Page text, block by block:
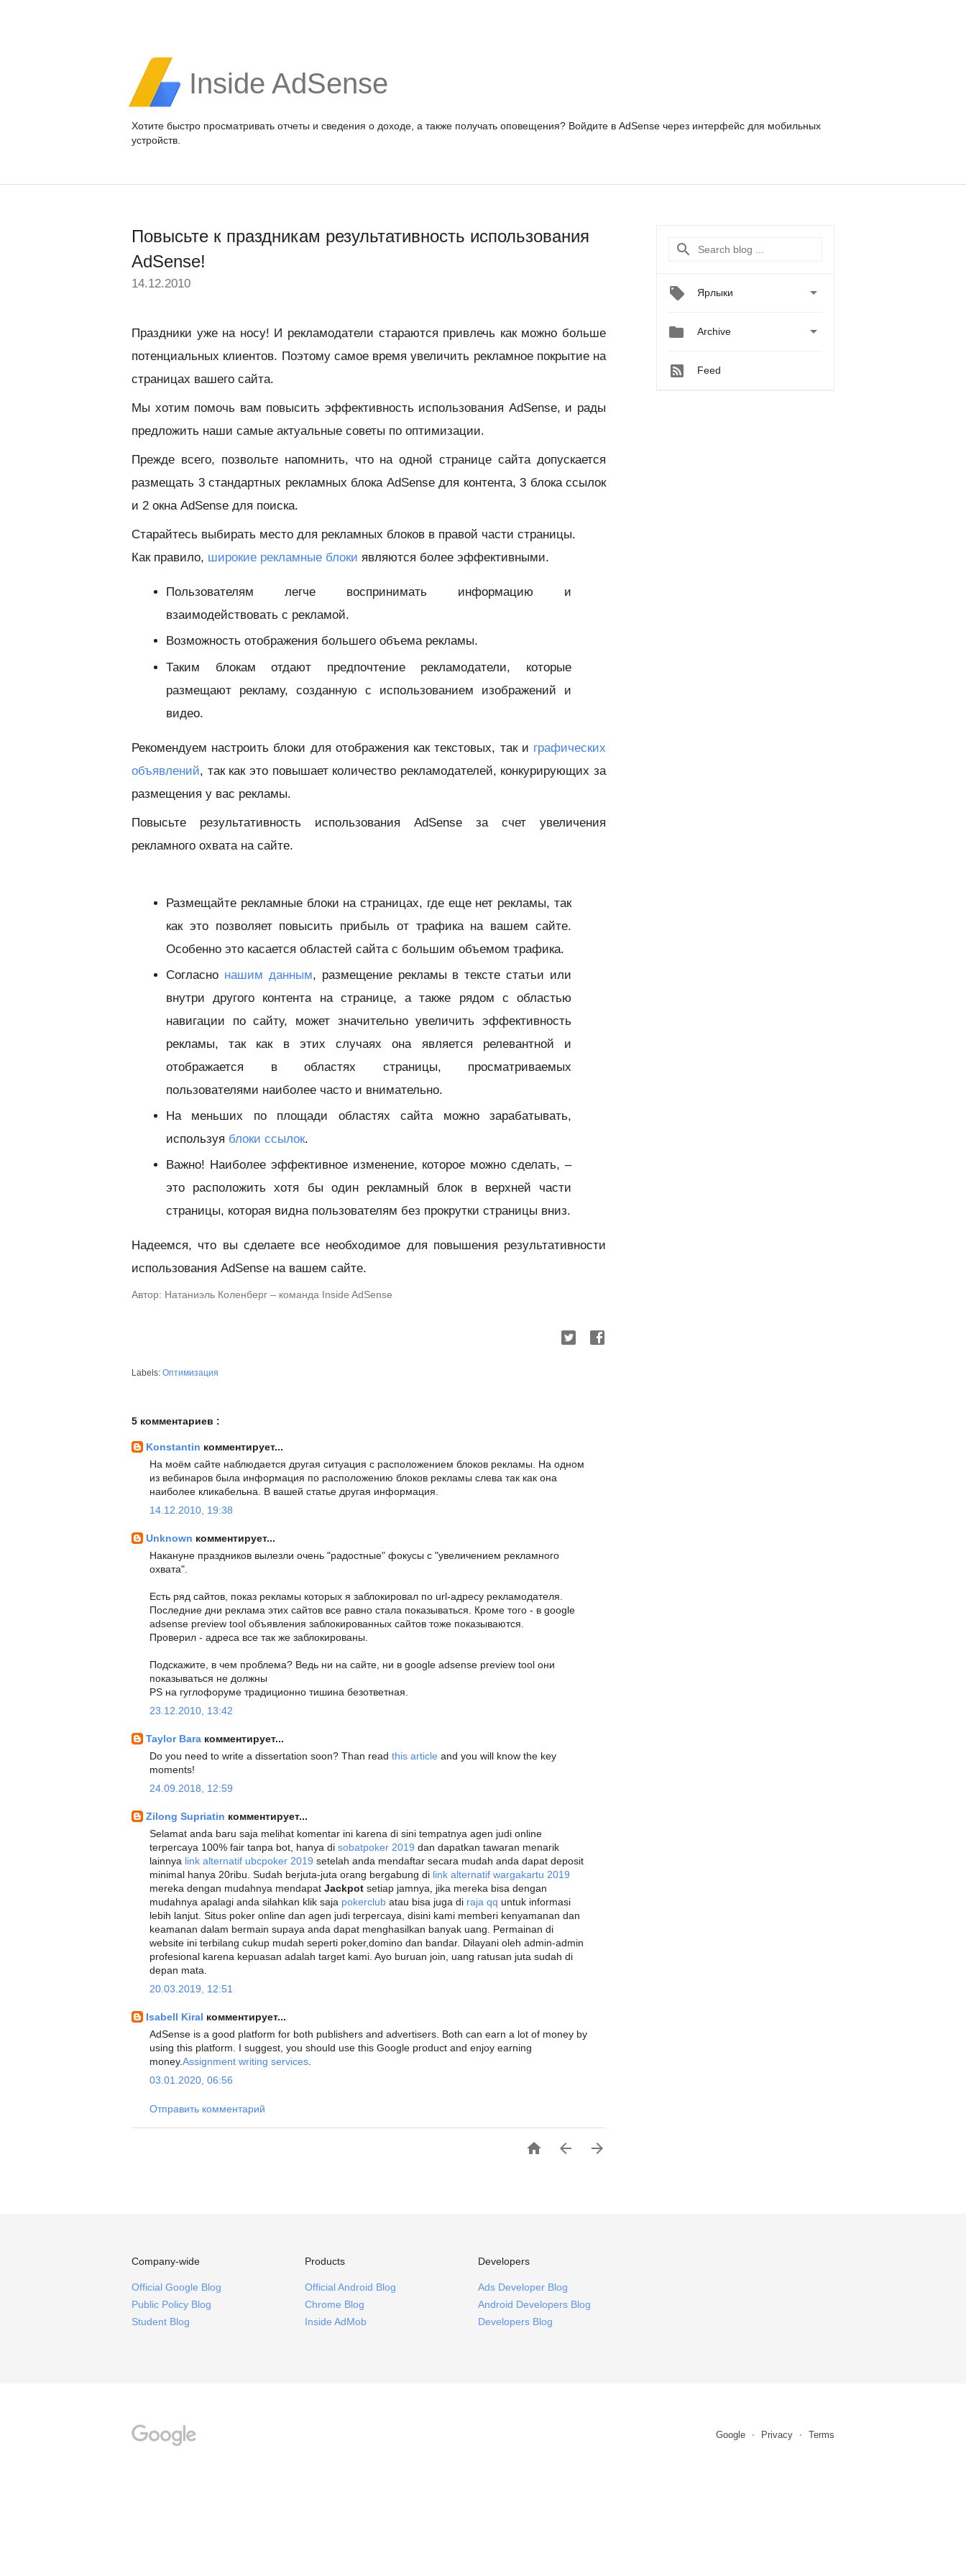
Inside AdSense
Хотите быстро просматривать отчеты и сведения о доходе, а также получать оповещения? Войдите в AdSense через интерфейс для мобильных
устройств.
Повысьте к праздникам результативность использования
AdSense!
14.12.2010
Праздники уже на носу! И рекламодатели стараются привлечь как можно больше
потенциальных клиентов. Поэтому самое время увеличить рекламное покрытие на
страницах вашего сайта.
Мы хотим помочь вам повысить эффективность использования AdSense, и рады
предложить наши самые актуальные советы по оптимизации.
Прежде всего, позвольте напомнить, что на одной странице сайта допускается
размещать 3 стандартных рекламных блока AdSense для контента, 3 блока ссылок
и 2 окна AdSense для поиска.
Старайтесь выбирать место для рекламных блоков в правой части страницы.
Как правило, широкие рекламные блоки являются более эффективными.
Пользователям легче воспринимать информацию и
взаимодействовать с рекламой.
Возможность отображения большего объема рекламы.
Таким блокам отдают предпочтение рекламодатели, которые
размещают рекламу, созданную с использованием изображений и
видео.
Рекомендуем настроить блоки для отображения как текстовых, так и графических
объявлений, так как это повышает количество рекламодателей, конкурирующих за
размещения у вас рекламы.
Повысьте результативность использования AdSense за счет увеличения
рекламного охвата на сайте.
Размещайте рекламные блоки на страницах, где еще нет рекламы, так
как это позволяет повысить прибыль от трафика на вашем сайте.
Особенно это касается областей сайта с большим объемом трафика.
Согласно нашим данным, размещение рекламы в тексте статьи или
внутри другого контента на странице, а также рядом с областью
навигации по сайту, может значительно увеличить эффективность
рекламы, так как в этих случаях она является релевантной и
отображается в областях страницы, просматриваемых
пользователями наиболее часто и внимательно.
На меньших по площади областях сайта можно зарабатывать,
используя блоки ссылок.
Важно! Наиболее эффективное изменение, которое можно сделать, –
это расположить хотя бы один рекламный блок в верхней части
страницы, которая видна пользователям без прокрутки страницы вниз.
Надеемся, что вы сделаете все необходимое для повышения результативности
использования AdSense на вашем сайте.
Автор: Натаниэль Коленберг – команда Inside AdSense
Labels: Оптимизация
5 комментариев :
Konstantin комментирует...
На моём сайте наблюдается другая ситуация с расположением блоков рекламы. На одном
из вебинаров была информация по расположению блоков рекламы слева так как она
наиболее кликабельна. В вашей статье другая информация.
14.12.2010, 19:38
Unknown комментирует...
Накануне праздников вылезли очень "радостные" фокусы с "увеличением рекламного
охвата".
Есть ряд сайтов, показ рекламы которых я заблокировал по url-адресу рекламодателя.
Последние дни реклама этих сайтов все равно стала показываться. Кроме того - в google
adsense preview tool объявления заблокированных сайтов тоже показываются.
Проверил - адреса все так же заблокированы.
Подскажите, в чем проблема? Ведь ни на сайте, ни в google adsense preview tool они
показываться не должны
PS на гуглофоруме традиционно тишина безответная.
23.12.2010, 13:42
Taylor Bara комментирует...
Do you need to write a dissertation soon? Than read this article and you will know the key
moments!
24.09.2018, 12:59
Zilong Supriatin комментирует...
Selamat anda baru saja melihat komentar ini karena di sini tempatnya agen judi online
terpercaya 100% fair tanpa bot, hanya di sobatpoker 2019 dan dapatkan tawaran menarik
lainnya link alternatif ubcpoker 2019 setelah anda mendaftar secara mudah anda dapat deposit
minimal hanya 20ribu. Sudah berjuta-juta orang bergabung di link alternatif wargakartu 2019
mereka dengan mudahnya mendapat Jackpot setiap jamnya, jika mereka bisa dengan
mudahnya apalagi anda silahkan klik saja pokerclub atau bisa juga di raja qq untuk informasi
lebih lanjut. Situs poker online dan agen judi terpercaya, disini kami memberi kenyamanan dan
keamanan dalam bermain supaya anda dapat menghasilkan banyak uang. Permainan di
website ini terbilang cukup mudah seperti poker,domino dan bandar. Dilayani oleh admin-admin
profesional karena kepuasan adalah target kami. Ayo buruan join, uang ratusan juta sudah di
depan mata.
20.03.2019, 12:51
Isabell Kiral комментирует...
AdSense is a good platform for both publishers and advertisers. Both can earn a lot of money by
using this platform. I suggest, you should use this Google product and enjoy earning
money.Assignment writing services.
03.01.2020, 06:56
Отправить комментарий
  
Ярлыки 
 Archive 
Feed
Company-wide
Official Google Blog
Public Policy Blog
Student Blog
Products
Official Android Blog
Chrome Blog
Inside AdMob
Developers
Ads Developer Blog
Android Developers Blog
Developers Blog
Google Privacy Terms